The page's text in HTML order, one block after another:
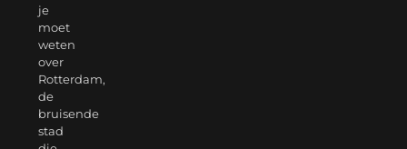
je
moet
weten
over
Rotterdam,
de
bruisende
stad